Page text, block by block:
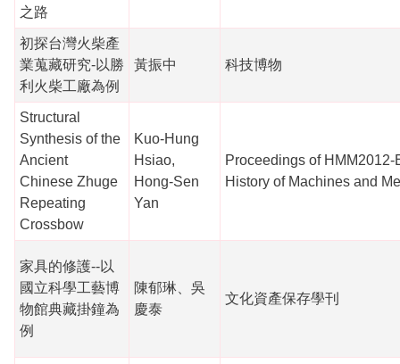
之路
初探台灣火柴產
業蒐藏研究-以勝
利火柴工廠為例
黃振中 科技博物
Structural
Synthesis of the
Ancient
Chinese Zhuge
Repeating
Crossbow
Kuo-Hung
Hsiao,
Hong-Sen
Yan
Proceedings of
History of Machines and
家具的修護--以
國立科學工藝博
物館典藏掛鐘為
例
陳郁琳、吳
慶泰
文化資產保存學刊